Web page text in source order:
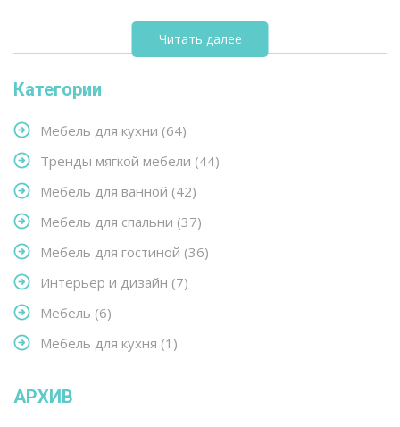
долгие годы, а на чём можно смело экономить. Поделюсь
личным опытом и лайфхаками для беззаботной жизни без
ржавчины в ванной.
Читать далее
Категории
Мебель для кухни (64)
Тренды мягкой мебели (44)
Мебель для ванной (42)
Мебель для спальни (37)
Мебель для гостиной (36)
Интерьер и дизайн (7)
Мебель (6)
Мебель для кухня (1)
АРХИВ